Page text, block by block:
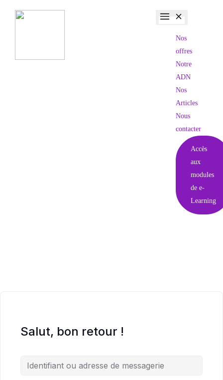
Nos
offres
Notre
ADN
Nos
Articles
Nous
contacter
Accès
aux
modules
de e-
Learning
Salut, bon retour !